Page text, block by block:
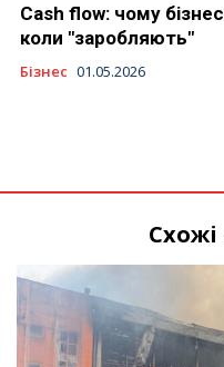
Cash flow: чому
коли "заробляють"
Бізнес 01.05.2026
Схожі